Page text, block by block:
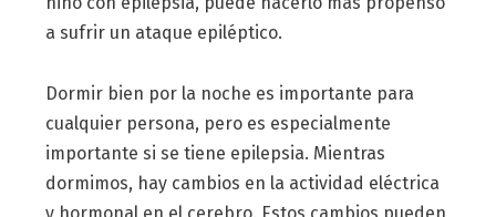
a sufrir un ataque epiléptico.
Dormir bien por la noche es importante para
cualquier persona, pero es especialmente
importante si se tiene epilepsia. Mientras
dormimos, hay cambios en la actividad eléctrica